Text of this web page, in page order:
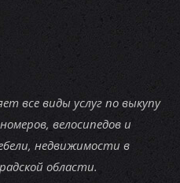
все виды услуг по выкупу
велосипедов и
недвижимости в
области.